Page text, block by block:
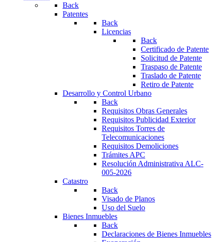
Back
Patentes
Back
Licencias
Back
Certificado de Patente
Solicitud de Patente
Traspaso de Patente
Traslado de Patente
Retiro de Patente
Desarrollo y Control Urbano
Back
Requisitos Obras Generales
Requisitos Publicidad Exterior
Requisitos Torres de
Telecomunicaciones
Requisitos Demoliciones
Trámites APC
Resolución Administrativa ALC-
005-2026
Catastro
Back
Visado de Planos
Uso del Suelo
Bienes Inmuebles
Back
Declaraciones de Bienes Inmuebles